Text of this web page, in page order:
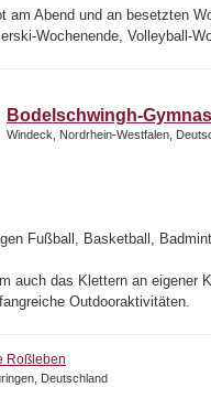
am Abend und an besetzten
Wochenende, Volleyball-
Bodelschwingh-
Windeck, Nordrhein-Westfalen,
Fußball, Basketball,
auch das Klettern an eigener
Outdooraktivitäten.
Roßleben
Deutschland